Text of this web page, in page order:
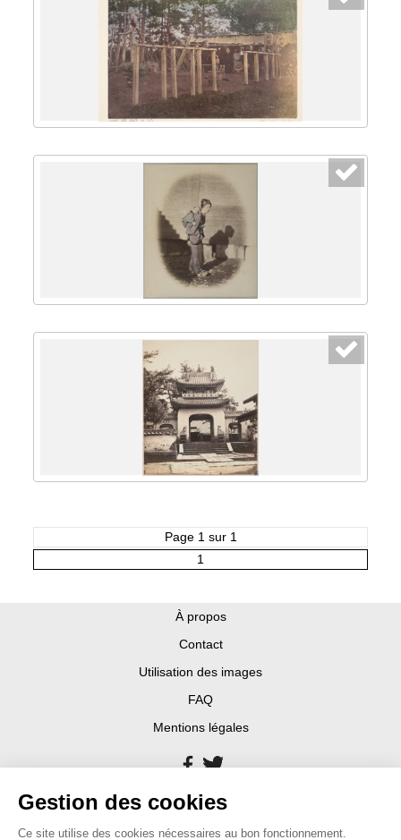
Page 1 sur 1
1
À propos
Contact
Utilisation des images
FAQ
Mentions légales
Gestion des cookies
Ce site utilise des cookies nécessaires au bon fonctionnement.